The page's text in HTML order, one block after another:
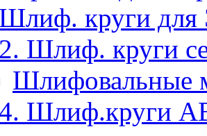
круги
Шлиф. круги
Шлифовальные
Шлиф.круги